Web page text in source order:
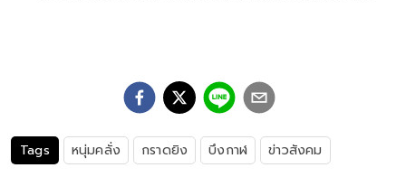
Tags หนุ่มคลั่ง กราดยิง บึงกาฬ ข่าวสังคม